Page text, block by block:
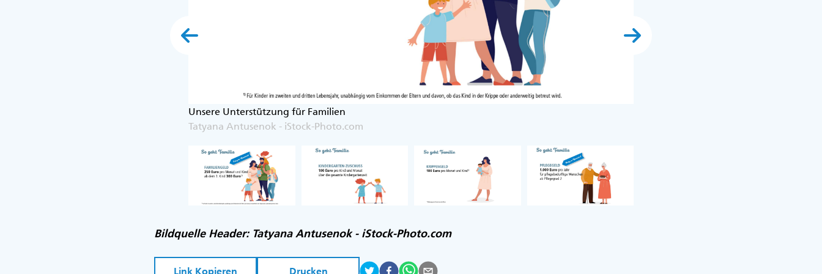
Unsere Unterstützung für Familien
Tatyana Antusenok - iStock-Photo.com
Bildquelle Header: Tatyana Antusenok - iStock-Photo.com
Link Kopieren Drucken